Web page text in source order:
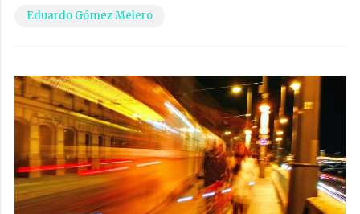
Eduardo Gómez Melero